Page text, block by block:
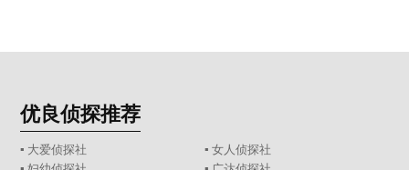
优良侦探推荐
▪ 大爱侦探社
▪ 女人侦探社